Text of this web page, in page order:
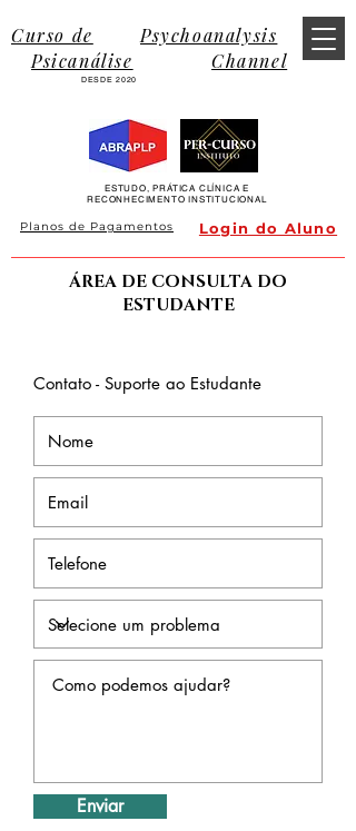
Curso de
Psicanálise
ESTUDO, PRÁTICA CLÍNICA E
RECONHECIMENTO INSTITUCIONAL
Planos de Pagamentos Login do Aluno
DESDE 2020
Psychoanalysis
Channel
ÁREA DE CONSULTA DO
ESTUDANTE
Contato - Suporte ao Estudante
Enviar